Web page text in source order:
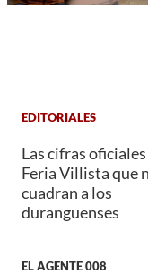
EDITORIALES
Las cifras oficiales
Feria Villista que
cuadran a los
duranguenses
EL AGENTE 008